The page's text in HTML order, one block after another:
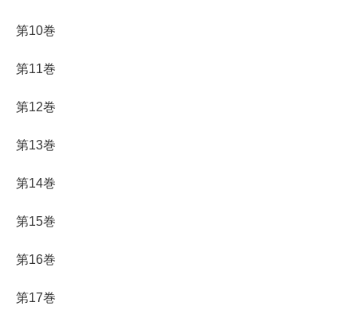
第10巻
第11巻
第12巻
第13巻
第14巻
第15巻
第16巻
第17巻